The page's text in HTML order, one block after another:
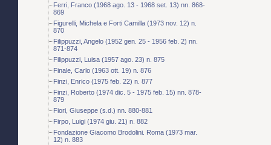
Ferri, Franco (1968 ago. 13 - 1968 set. 13) nn. 868-
869
Figurelli, Michela e Forti Camilla (1973 nov. 12) n.
870
Filippuzzi, Angelo (1952 gen. 25 - 1956 feb. 2) nn.
871-874
Filippuzzi, Luisa (1957 ago. 23) n. 875
Finale, Carlo (1963 ott. 19) n. 876
Finzi, Enrico (1975 feb. 22) n. 877
Finzi, Roberto (1974 dic. 5 - 1975 feb. 15) nn. 878-
879
Fiori, Giuseppe (s.d.) nn. 880-881
Firpo, Luigi (1974 giu. 21) n. 882
Fondazione Giacomo Brodolini. Roma (1973 mar.
12) n. 883